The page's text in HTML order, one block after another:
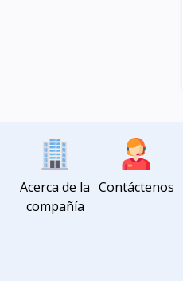
Acerca de la
compañía
Contáctenos